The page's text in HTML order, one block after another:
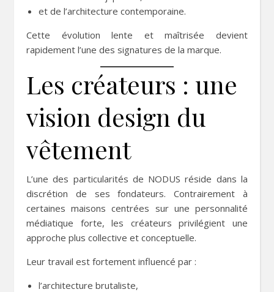
et de l’architecture contemporaine.
Cette évolution lente et maîtrisée devient
rapidement l’une des signatures de la marque.
Les créateurs : une
vision design du
vêtement
L’une des particularités de NODUS réside dans la
discrétion de ses fondateurs. Contrairement à
certaines maisons centrées sur une personnalité
médiatique forte, les créateurs privilégient une
approche plus collective et conceptuelle.
Leur travail est fortement influencé par :
l’architecture brutaliste,